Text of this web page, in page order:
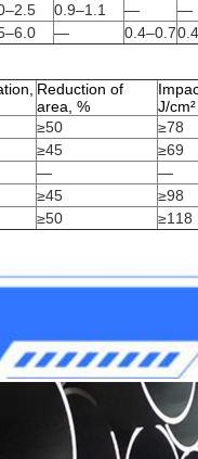
0.9–1.1 — —
— 0.4–0.7
Reduction of
area, %
J/cm²
≥50 ≥78
≥45 ≥69
— —
≥45 ≥98
≥50 ≥118